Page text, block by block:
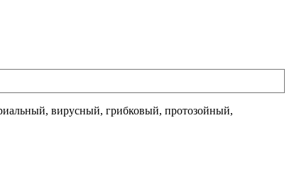
вирусный, грибковый, протозойный,